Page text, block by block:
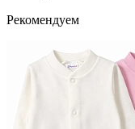
Рекомендуем